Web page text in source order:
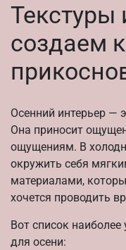
Текстуры
создаем
Осенний интерьер —
Она приносит
ощущениям. В
окружить себя
материалами,
хочется проводить
Вот список
для осени: